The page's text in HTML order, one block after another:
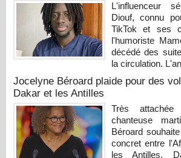
L'influenceur
Diouf, connu
TikTok et ses
l'humoriste
décédé des
la circulation.
Jocelyne Béroard plaide pour des
Dakar et les Antilles
Très
chanteuse
Béroard
concret entre
les Antilles.